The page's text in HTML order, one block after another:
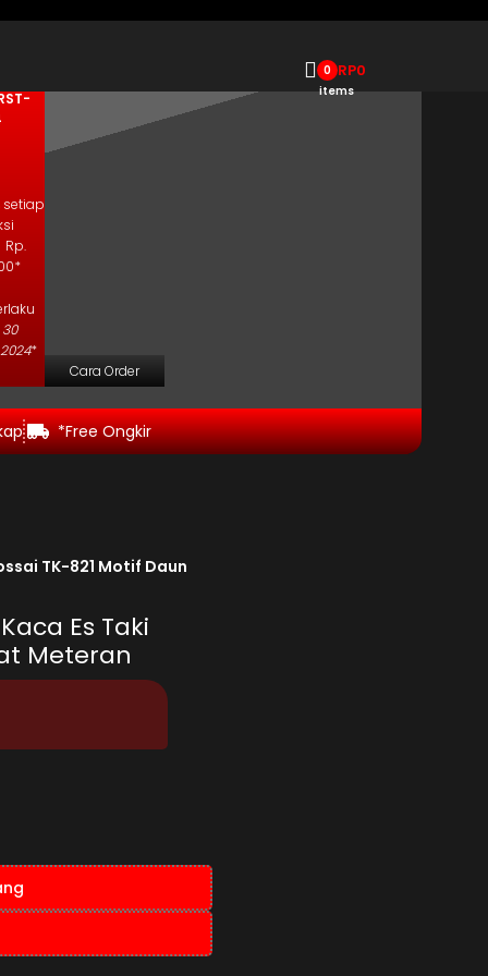
0
items
RP0
setiap
30
*
Cara Order
*Free Ongkir
TK-821 Motif Daun
Es Taki
Meteran